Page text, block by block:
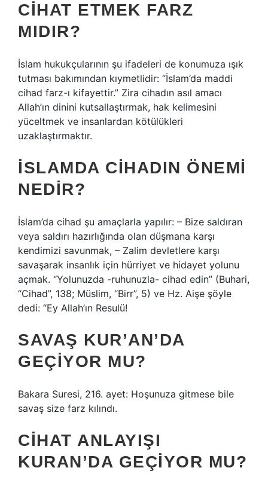
CIHAT ETMEK FARZ
MIDIR?
İslam hukukçularının şu ifadeleri de konumuza ışık
tutması bakımından kıymetlidir: “İslam’da maddi
cihad farz-ı kifayettir.” Zira cihadın asıl amacı
Allah’ın dinini kutsallaştırmak, hak kelimesini
yüceltmek ve insanlardan kötülükleri
uzaklaştırmaktır.
İSLAMDA CIHADIN ÖNEMI
NEDIR?
İslam’da cihad şu amaçlarla yapılır: – Bize saldıran
veya saldırı hazırlığında olan düşmana karşı
kendimizi savunmak, – Zalim devletlere karşı
savaşarak insanlık için hürriyet ve hidayet yolunu
açmak. “Yolunuzda -ruhunuzla- cihad edin” (Buhari,
“Cihad”, 138; Müslim, “Birr”, 5) ve Hz. Aişe şöyle
dedi: “Ey Allah’ın Resulü!
SAVAŞ KUR’AN’DA
GEÇIYOR MU?
Bakara Suresi, 216. ayet: Hoşunuza gitmese bile
savaş size farz kılındı.
CIHAT ANLAYIŞI
KURAN’DA GEÇIYOR MU?